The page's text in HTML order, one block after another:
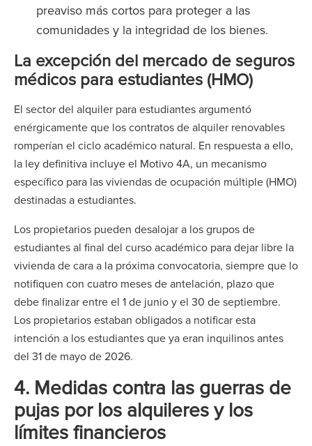
preaviso más cortos para proteger a las
comunidades y la integridad de los bienes.
La excepción del mercado de seguros
médicos para estudiantes (HMO)
El sector del alquiler para estudiantes argumentó
enérgicamente que los contratos de alquiler renovables
romperían el ciclo académico natural. En respuesta a ello,
la ley definitiva incluye el Motivo 4A, un mecanismo
específico para las viviendas de ocupación múltiple (HMO)
destinadas a estudiantes.
Los propietarios pueden desalojar a los grupos de
estudiantes al final del curso académico para dejar libre la
vivienda de cara a la próxima convocatoria, siempre que lo
notifiquen con cuatro meses de antelación, plazo que
debe finalizar entre el 1 de junio y el 30 de septiembre.
Los propietarios estaban obligados a notificar esta
intención a los estudiantes que ya eran inquilinos antes
del 31 de mayo de 2026.
4. Medidas contra las guerras de
pujas por los alquileres y los
límites financieros